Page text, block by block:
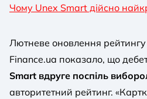
Лютневе оновлення рейтингу
Finance.ua показало, що
Smart вдруге поспіль
авторитетний рейтинг.
Чому Unex Smart дійсно